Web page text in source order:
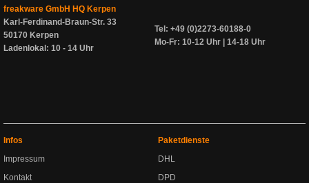
freakware GmbH HQ Kerpen
Karl-Ferdinand-Braun-Str. 33
50170 Kerpen
Ladenlokal: 10 - 14 Uhr
Tel: +49 (0)2273-60188-0
Mo-Fr: 10-12 Uhr | 14-18 Uhr
Infos
Impressum
Kontakt
Paketdienste
DHL
DPD